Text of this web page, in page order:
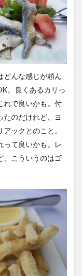
どんな感じが頼ん
。良くあるカリっ
れで良いかも。付
たのだけれど、ヨ
ックとのこと。
って良いかも。レ
、こういうのはゴ